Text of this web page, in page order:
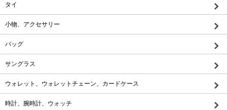
タイ
小物、アクセサリー
バッグ
サングラス
ウォレット、ウォレットチェーン、カードケース
時計、腕時計、ウォッチ